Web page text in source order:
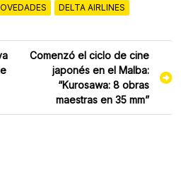
DELTA AIRLINES
Comenzó el ciclo de cine
japonés en el Malba:
“Kurosawa: 8 obras
maestras en 35 mm”